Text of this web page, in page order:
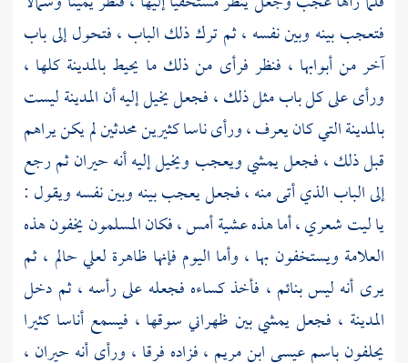
فتعجب بينه وبين نفسه ، ثم ترك ذلك الباب ، فتحول إلى باب
آخر من أبوابها ، فنظر فرأى من ذلك ما يحيط بالمدينة كلها ،
ورأى على كل باب مثل ذلك ، فجعل يخيل إليه أن المدينة ليست
بالمدينة التي كان يعرف ، ورأى ناسا كثيرين محدثين لم يكن يراهم
قبل ذلك ، فجعل يمشي ويعجب ويخيل إليه أنه حيران ثم رجع
إلى الباب الذي أتى منه ، فجعل يعجب بينه وبين نفسه ويقول :
يا ليت شعري ، أما هذه عشية أمس ، فكان المسلمون يخفون هذه
العلامة ويستخفون بها ، وأما اليوم فإنها ظاهرة لعلي حالم ، ثم
يرى أنه ليس بنائم ، فأخذ كساءه فجعله على رأسه ، ثم دخل
المدينة ، فجعل يمشي بين ظهراني سوقها ، فيسمع أناسا كثيرا
يحلفون باسمعيسى ابن مريم ،فزاده فرقا ، ورأى أنه حيران ،